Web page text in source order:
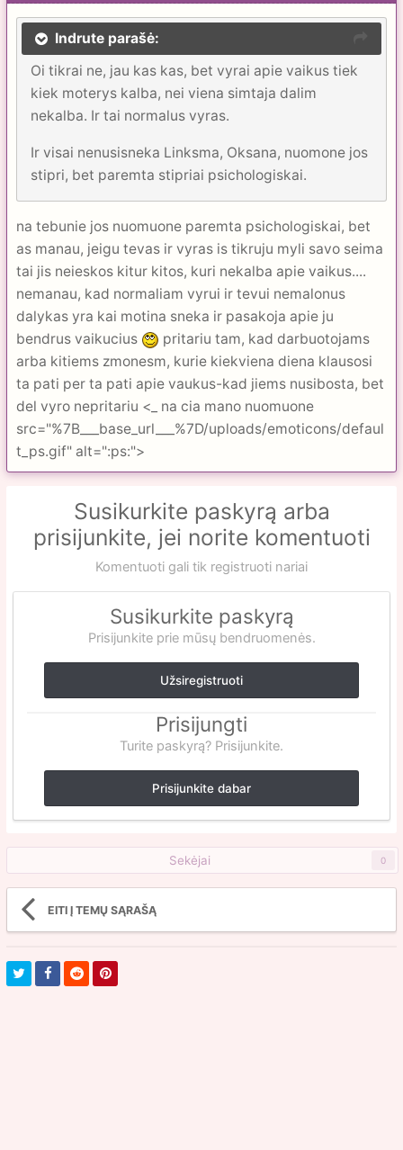
Indrute parašė:
Oi tikrai ne, jau kas kas, bet vyrai apie vaikus tiek
kiek moterys kalba, nei viena simtaja dalim
nekalba. Ir tai normalus vyras.
Ir visai nenusisneka Linksma, Oksana, nuomone jos
stipri, bet paremta stipriai psichologiskai.
na tebunie jos nuomuone paremta psichologiskai, bet
as manau, jeigu tevas ir vyras is tikruju myli savo seima
tai jis neieskos kitur kitos, kuri nekalba apie vaikus....
nemanau, kad normaliam vyrui ir tevui nemalonus
dalykas yra kai motina sneka ir pasakoja apie ju
bendrus vaikucius
pritariu tam, kad darbuotojams
arba kitiems zmonesm, kurie kiekviena diena klausosi
ta pati per ta pati apie vaukus-kad jiems nusibosta, bet
del vyro nepritariu <_ na cia mano nuomuone
src="%7B___base_url___%7D/uploads/emoticons/defaul
t_ps.gif" alt=":ps:">
Susikurkite paskyrą arba
prisijunkite, jei norite komentuoti
Komentuoti gali tik registruoti nariai
Susikurkite paskyrą
Prisijunkite prie mūsų bendruomenės.
Užsiregistruoti
Prisijungti
Turite paskyrą? Prisijunkite.
Prisijunkite dabar
Sekėjai 0
EITI Į TEMŲ SĄRAŠĄ